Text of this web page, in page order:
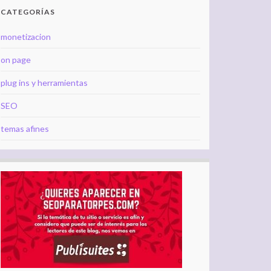
CATEGORÍAS
monetizacion
on page
plug ins y herramientas
SEO
temas afines